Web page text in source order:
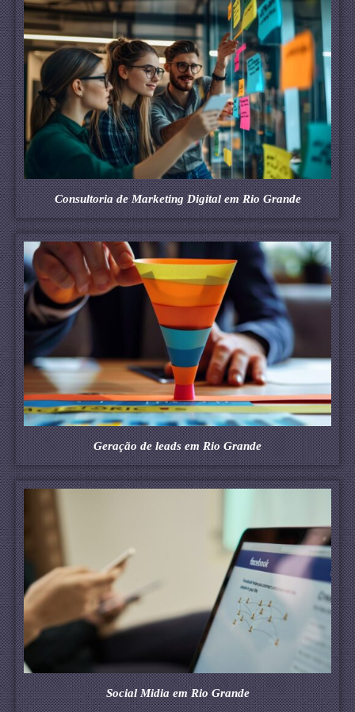
Consultoria de Marketing Digital em Rio Grande
Geração de leads em Rio Grande
Social Midia em Rio Grande